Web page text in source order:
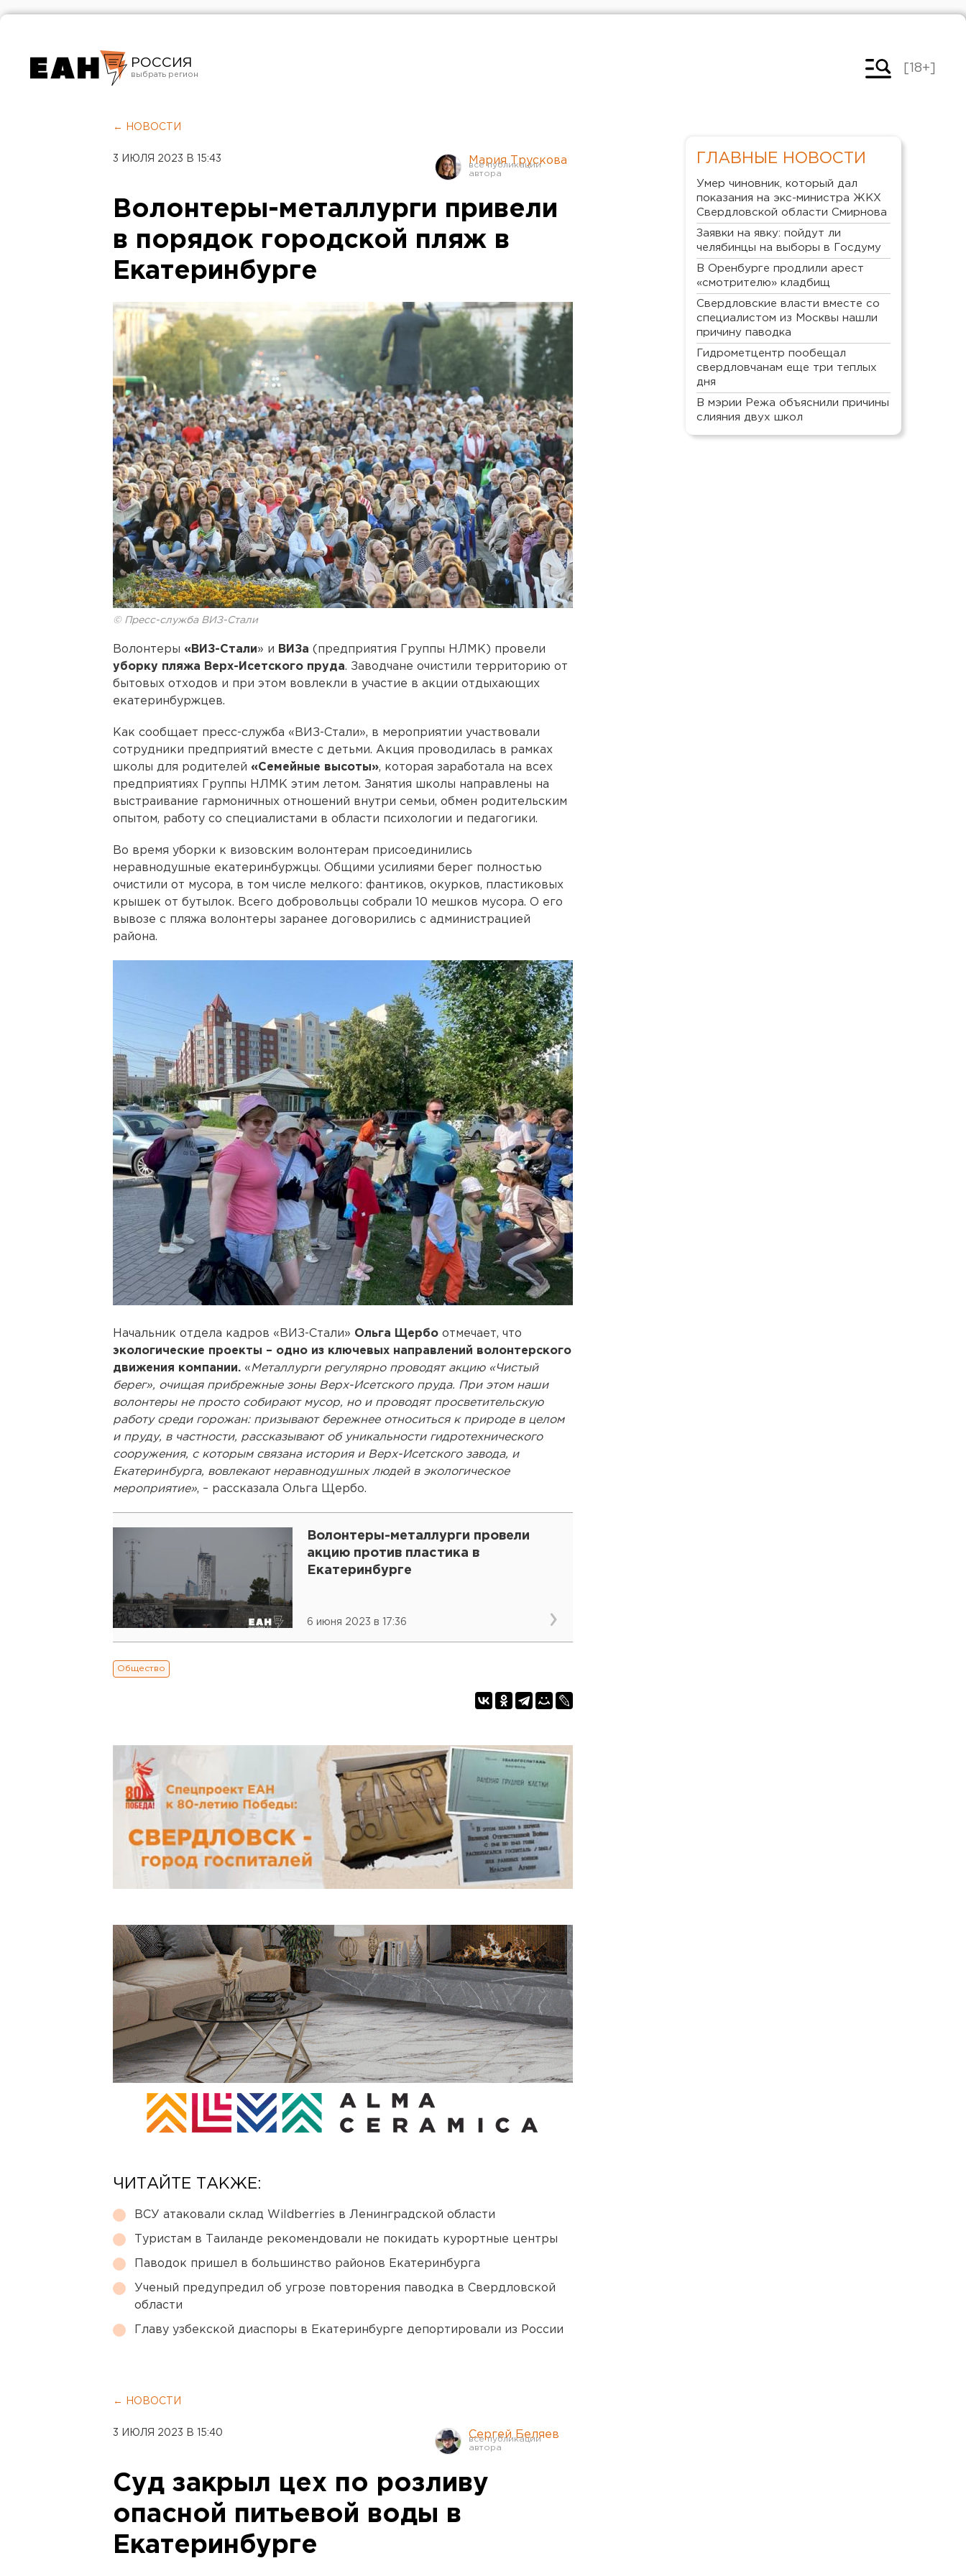
РОССИЯ
Челябинск
[18+]
← НОВОСТИ
3 ИЮЛЯ 2023 В 15:43 Мария Трускова
Волонтеры-металлурги привели
в порядок городской пляж в
Екатеринбурге
© Пресс-служба ВИЗ-Стали
Волонтеры «ВИЗ-Стали» и ВИЗа (предприятия Группы НЛМК) провели
уборку пляжа Верх-Исетского пруда. Заводчане очистили территорию от
бытовых отходов и при этом вовлекли в участие в акции отдыхающих
екатеринбуржцев.
Как сообщает пресс-служба «ВИЗ-Стали», в мероприятии участвовали
сотрудники предприятий вместе с детьми. Акция проводилась в рамках
школы для родителей «Семейные высоты», которая заработала на всех
предприятиях Группы НЛМК этим летом. Занятия школы направлены на
выстраивание гармоничных отношений внутри семьи, обмен родительским
опытом, работу со специалистами в области психологии и педагогики.
Во время уборки к визовским волонтерам присоединились
неравнодушные екатеринбуржцы. Общими усилиями берег полностью
очистили от мусора, в том числе мелкого: фантиков, окурков, пластиковых
крышек от бутылок. Всего добровольцы собрали 10 мешков мусора. О его
вывозе с пляжа волонтеры заранее договорились с администрацией
района.
Начальник отдела кадров «ВИЗ-Стали» Ольга Щербо отмечает, что
экологические проекты – одно из ключевых направлений волонтерского
движения компании. «Металлурги регулярно проводят акцию «Чистый
берег», очищая прибрежные зоны Верх-Исетского пруда. При этом наши
волонтеры не просто собирают мусор, но и проводят просветительскую
работу среди горожан: призывают бережнее относиться к природе в целом
и пруду, в частности, рассказывают об уникальности гидротехнического
сооружения, с которым связана история и Верх-Исетского завода, и
Екатеринбурга, вовлекают неравнодушных людей в экологическое
мероприятие», – рассказала Ольга Щербо.
Волонтеры-металлурги провели
акцию против пластика в
Екатеринбурге
6 июня 2023 в 17:36
Общество
ЧИТАЙТЕ ТАКЖЕ:
ВСУ атаковали склад Wildberries в Ленинградской области
Туристам в Таиланде рекомендовали не покидать курортные центры
Паводок пришел в большинство районов Екатеринбурга
Ученый предупредил об угрозе повторения паводка в Свердловской
области
Главу узбекской диаспоры в Екатеринбурге депортировали из России
← НОВОСТИ
3 ИЮЛЯ 2023 В 15:40 Сергей Беляев
Суд закрыл цех по розливу
опасной питьевой воды в
Екатеринбурге
ГЛАВНЫЕ НОВОСТИ
Умер чиновник, который дал
показания на экс-министра ЖКХ
Свердловской области Смирнова
Заявки на явку: пойдут ли
челябинцы на выборы в Госдуму
В Оренбурге продлили арест
«смотрителю» кладбищ
Свердловские власти вместе со
специалистом из Москвы нашли
причину паводка
Гидрометцентр пообещал
свердловчанам еще три теплых
дня
В мэрии Режа объяснили причины
слияния двух школ